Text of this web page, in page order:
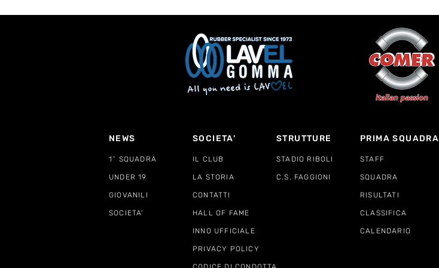
NEWS SOCIETA' STRUTTURE PRIMA SQUADRA
1^ SQUADRA IL CLUB STADIO RIBOLI STAFF
UNDER 19 LA STORIA C.S. FAGGIONI SQUADRA
GIOVANILI CONTATTI
SOCIETA' HALL OF FAME
INNO UFFICIALE
RISULTATI
CLASSIFICA
CALENDARIO
PRIVACY POLICY